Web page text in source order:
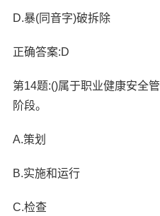
D.暴(同音字)破拆除
正确答案:D
第14题:()属于职业健康安全
阶段。
A.策划
B.实施和运行
C.检查